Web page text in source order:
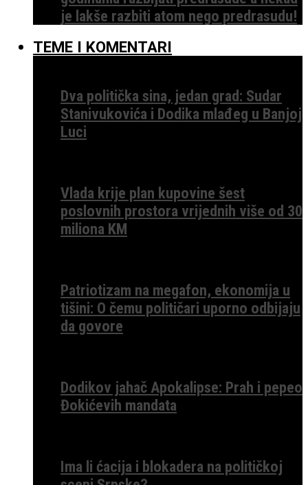
je lakše razbiti atom nego predrasudu!
TEME I KOMENTARI
Dva politička sina, jedan grad: Sudar
Stanivukovića i Dodika mlađeg u Banjoj
Luci
Vlada krije plan kupovine šest
poslovnih prostora vrijednih više od 30
miliona KM
Patriotizam na megafon, ekonomija u
tišini: O čemu političari uporno odbijaju
da govore
Dodikov jahač Apokalipse: Prah i pepeo
Đokićevih mandata
Ima li ćacija i blokadera na političkoj